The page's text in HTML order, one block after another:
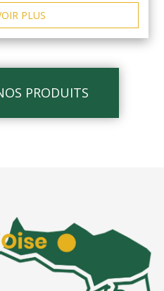
PLUS
PRODUITS